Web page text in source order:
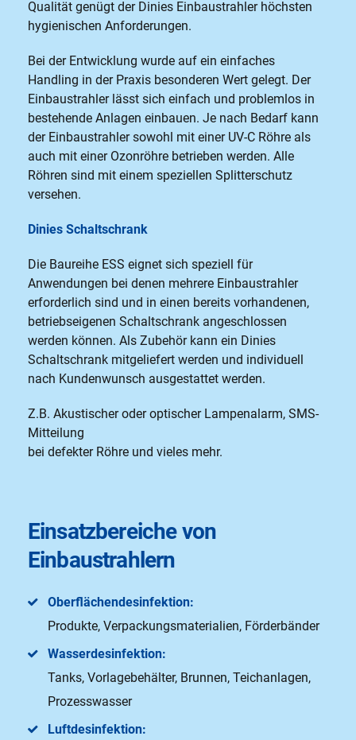
Qualität genügt der Dinies Einbaustrahler höchsten
hygienischen Anforderungen.
Bei der Entwicklung wurde auf ein einfaches
Handling in der Praxis besonderen Wert gelegt. Der
Einbaustrahler lässt sich einfach und problemlos in
bestehende Anlagen einbauen. Je nach Bedarf kann
der Einbaustrahler sowohl mit einer UV-C Röhre als
auch mit einer Ozonröhre betrieben werden. Alle
Röhren sind mit einem speziellen Splitterschutz
versehen.
Dinies Schaltschrank
Die Baureihe ESS eignet sich speziell für
Anwendungen bei denen mehrere Einbaustrahler
erforderlich sind und in einen bereits vorhandenen,
betriebseigenen Schaltschrank angeschlossen
werden können. Als Zubehör kann ein Dinies
Schaltschrank mitgeliefert werden und individuell
nach Kundenwunsch ausgestattet werden.
Z.B. Akustischer oder optischer Lampenalarm, SMS-
Mitteilung
bei defekter Röhre und vieles mehr.
Einsatzbereiche von
Einbaustrahlern
Oberflächendesinfektion:
Produkte, Verpackungsmaterialien, Förderbänder
Wasserdesinfektion:
Tanks, Vorlagebehälter, Brunnen, Teichanlagen,
Prozesswasser
Luftdesinfektion: